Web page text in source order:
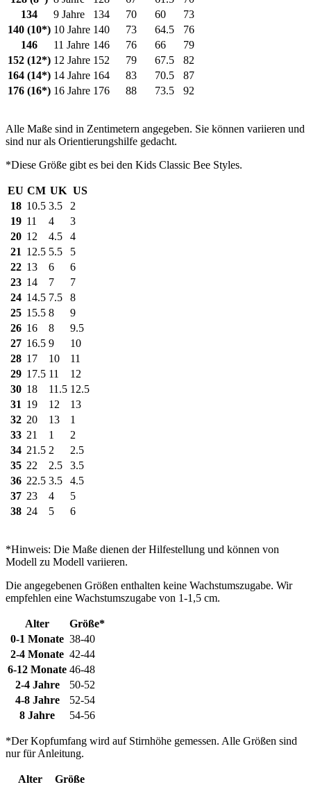
134
9 Jahre 134 70 60
73
140 (10*) 10 Jahre 140 73 64.5
76
146
11 Jahre 146 76 66
79
152 (12*) 12 Jahre 152 79 67.5
82
164 (14*) 14 Jahre 164 83 70.5
87
176 (16*) 16 Jahre 176 88 73.5 92
Alle Maße sind in Zentimetern angegeben. Sie können variieren und
sind nur als Orientierungshilfe gedacht.
*Diese Größe gibt es bei den Kids Classic Bee Styles.
EU CM UK US
18 10.5 3.5
2
19 11 4
3
20 12 4.5
4
21 12.5 5.5
5
22 13 6
6
23 14 7
7
24 14.5 7.5
8
25 15.5 8
9
26 16 8
9.5
27 16.5 9
10
28 17 10
11
29 17.5 11
12
30 18 11.5 12.5
31 19 12
13
32 20 13
1
33 21 1
2
34 21.5 2
2.5
35 22 2.5
3.5
36 22.5 3.5
4.5
37 23 4
5
38 24 5 6
*Hinweis: Die Maße dienen der Hilfestellung und können von
Modell zu Modell variieren.
Die angegebenen Größen enthalten keine Wachstumszugabe. Wir
empfehlen eine Wachstumszugabe von 1-1,5 cm.
Alter
Größe*
0-1 Monate 38-40
2-4 Monate 42-44
6-12 Monate 46-48
2-4 Jahre
50-52
4-8 Jahre
52-54
8 Jahre
54-56
*Der Kopfumfang wird auf Stirnhöhe gemessen. Alle Größen sind
nur für Anleitung.
Alter
Größe